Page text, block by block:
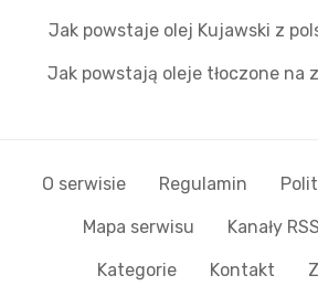
Jak powstaje olej Kujawski z
Jak powstają oleje tłoczone na
O serwisie Regulamin
Mapa serwisu Kanały RSS
Kategorie Kontakt